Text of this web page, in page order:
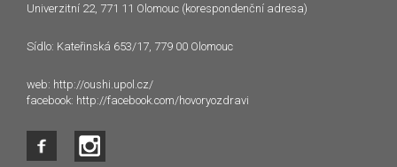
Univerzitní 22, 771 11 Olomouc (korespondenční adresa)
Sídlo: Kateřinská 653/17, 779 00 Olomouc
web: http://oushi.upol.cz/
facebook: http://facebook.com/hovoryozdravi